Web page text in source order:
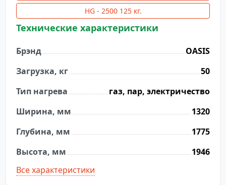
50
кг
HG - 2500 125 кг.
Технические характеристики
Брэнд
OASIS
Загрузка, кг
50
Тип нагрева
газ, пар, электричество
Ширина, мм
1320
Глубина, мм
1775
Высота, мм
1946
Все характеристики